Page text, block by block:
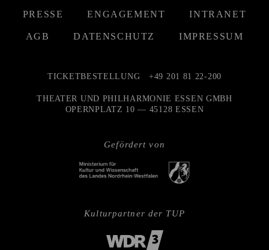
PRESSE ENGAGEMENT INTRANET
AGB DATENSCHUTZ IMPRESSUM
Gefördert von
TICKETBESTELLUNG +49 201 81 22-200
THEATER UND PHILHARMONIE ESSEN GMBH
OPERNPLATZ 10 — 45128 ESSEN
Kulturpartner der TUP